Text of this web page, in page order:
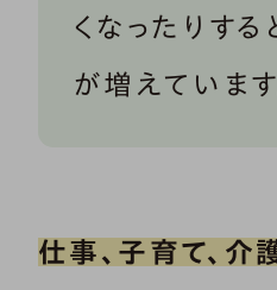
くなったりす
が増えています
仕事、子育て、介